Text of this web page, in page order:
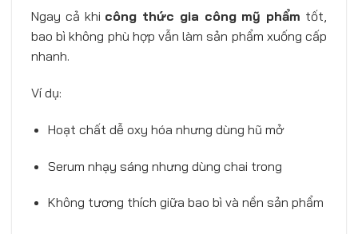
Ngay cả khi công thức gia công mỹ phẩm tốt,
bao bì không phù hợp vẫn làm sản phẩm xuống cấp
nhanh.
Ví dụ:
Hoạt chất dễ oxy hóa nhưng dùng hũ mở
Serum nhạy sáng nhưng dùng chai trong
Không tương thích giữa bao bì và nền sản phẩm